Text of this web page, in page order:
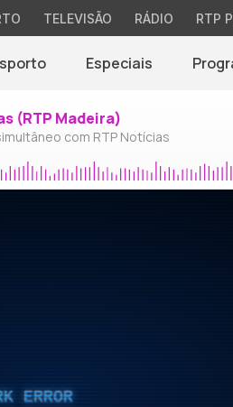
TELEVISÃO RÁDIO RTP
Especiais
(RTP Madeira)
com RTP Notícias
ERROR